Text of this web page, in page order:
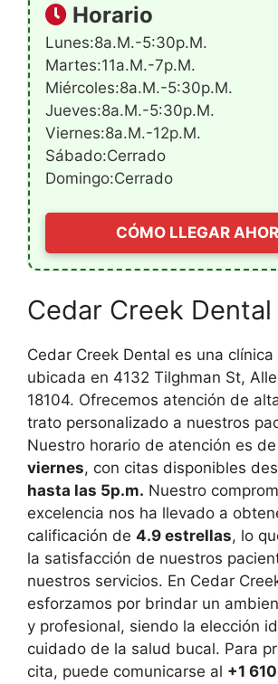
Horario
Lunes:8a.m.-5:30p.m.
Martes:11a.m.-7p.m.
Miércoles:8a.m.-5:30p.m.
Jueves:8a.m.-5:30p.m.
Viernes:8a.m.-12p.m.
Sábado:Cerrado
Domingo:Cerrado
CÓMO LLEGAR
Cedar Creek Dental
Cedar Creek Dental es una
ubicada en 4132 Tilghman St,
18104. Ofrecemos atención de
trato personalizado a nuestros
Nuestro horario de atención es de
viernes, con citas disponibles
hasta las 5p.m. Nuestro
excelencia nos ha llevado a
calificación de 4.9 estrellas, lo
la satisfacción de nuestros
nuestros servicios. En Cedar
esforzamos por brindar un
y profesional, siendo la elección
cuidado de la salud bucal. Para
cita, puede comunicarse al +1